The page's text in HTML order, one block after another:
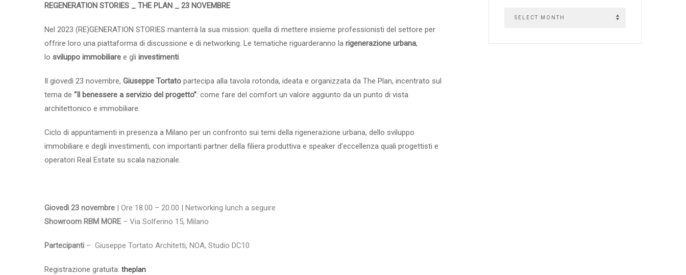
REGENERATION STORIES _ THE PLAN _ 23 NOVEMBRE
Nel 2023 (RE)GENERATION STORIES manterrà la sua mission: quella di mettere insieme professionisti del settore per
offrire loro una piattaforma di discussione e di networking. Le tematiche riguarderanno la rigenerazione urbana,
lo sviluppo immobiliare e gli investimenti.
Il giovedì 23 novembre, Giuseppe Tortato partecipa alla tavola rotonda, ideata e organizzata da The Plan, incentrato sul
tema de “Il benessere a servizio del progetto”: come fare del comfort un valore aggiunto da un punto di vista
architettonico e immobiliare.
Ciclo di appuntamenti in presenza a Milano per un confronto sui temi della rigenerazione urbana, dello sviluppo
immobiliare e degli investimenti, con importanti partner della filiera produttiva e speaker d’eccellenza quali progettisti e
operatori Real Estate su scala nazionale.
Giovedì 23 novembre | Ore 18.00 – 20.00 | Networking lunch a seguire
Showroom RBM MORE – Via Solferino 15, Milano
Partecipanti – Giuseppe Tortato Architetti, NOA, Studio DC10
Registrazione gratuita: theplan